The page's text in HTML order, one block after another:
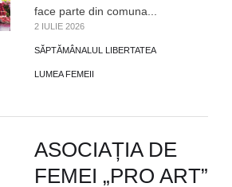
face parte din comuna...
2 IULIE 2026
SĂPTĂMÂNALUL LIBERTATEA
LUMEA FEMEII
ASOCIAȚIA DE
FEMEI „PRO ART”